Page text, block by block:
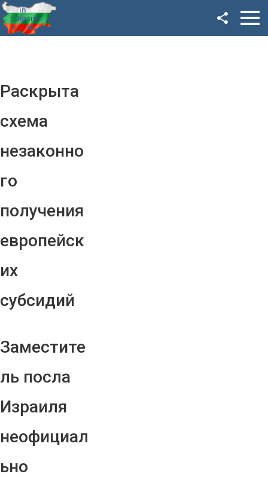
Раскрыта
схема
незаконно
го
получения
европейск
их
субсидий
Заместите
ль посла
Израиля
неофициал
ьно